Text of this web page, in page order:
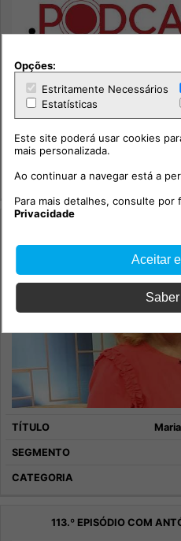
114.º episódio com o
Opções:
Estritamente Necessários
Estatísticas
Este site poderá usar cookies
mais personalizada.
Ao continuar a navegar está a
Para mais detalhes, consulte por
Privacidade
Aceitar